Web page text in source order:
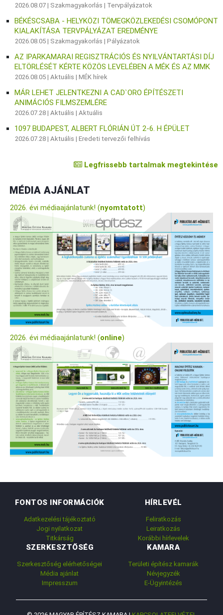
2026.08.07 | Szakmagyakorlás | Tervpályázatok
BÉKÉSCSABA - HELYKÖZI TÖMEGKÖZLEKEDÉSI CSOMÓPONT
KIALAKÍTÁSA TERVPÁLYÁZAT EREDMÉNYE
2026.08.05 | Szakmagyakorlás |Pályázatok
AZ IPARKAMARAI REGISZTRÁCIÓS ÉS NYILVÁNTARTÁSI DÍJ
ELTÖRLÉSÉT KÉRTE KÖZÖS LEVELÉBEN A MÉK ÉS AZ MMK
2026.08.05 |Aktuális |MÉK hírek
MÁR LEHET JELENTKEZNI A CAD`ORO ÉPÍTÉSZETI
ANIMÁCIÓS FILMSZEMLÉRE
2026.07.28 |Aktuális |Aktuális
1097 BUDAPEST, ALBERT FLÓRIÁN ÚT 2-6. H ÉPÜLET
2026.07.28 |Aktuális |Eredeti tervezői felhívás
Legfrissebb tartalmak megtekintése
MÉDIA AJÁNLAT
2026. évi médiaajánlatunk! (nyomtatott)
2026. évi médiaajánlatunk! (online)
FONTOS INFORMÁCIÓK
Adatkezelési tájékoztató
Jogi nyilatkozat
Titkárság
HÍRLEVÉL
Feliratkozás
Leiratkozás
Korábbi hírlevelek
SZERKESZTŐSÉG
Szerkesztőség elérhetőségei
Média ajánlat
Impresszum
KAMARA
Területi építész kamarák
Névjegyzék
E-Ügyintézés